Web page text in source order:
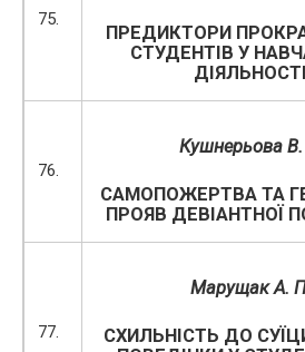
75.
ПРЕДИКТОРИ
СТУДЕНТІВ У
ДІЯЛЬНОСТІ
76.
Кушнерьова В.
САМОПОЖЕРТВА ТА
ПРОЯВ ДЕВІАНТНОЇ
77.
Марущак А.
СХИЛЬНІСТЬ ДО